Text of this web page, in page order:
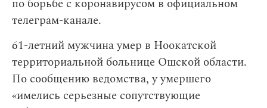
по борьбе с коронавирусом в официальном
телеграм-канале.
61-летний мужчина умер в Ноокатской
территориальной больнице Ошской области.
По сообщению ведомства, у умершего
«имелись серьезные сопутствующие